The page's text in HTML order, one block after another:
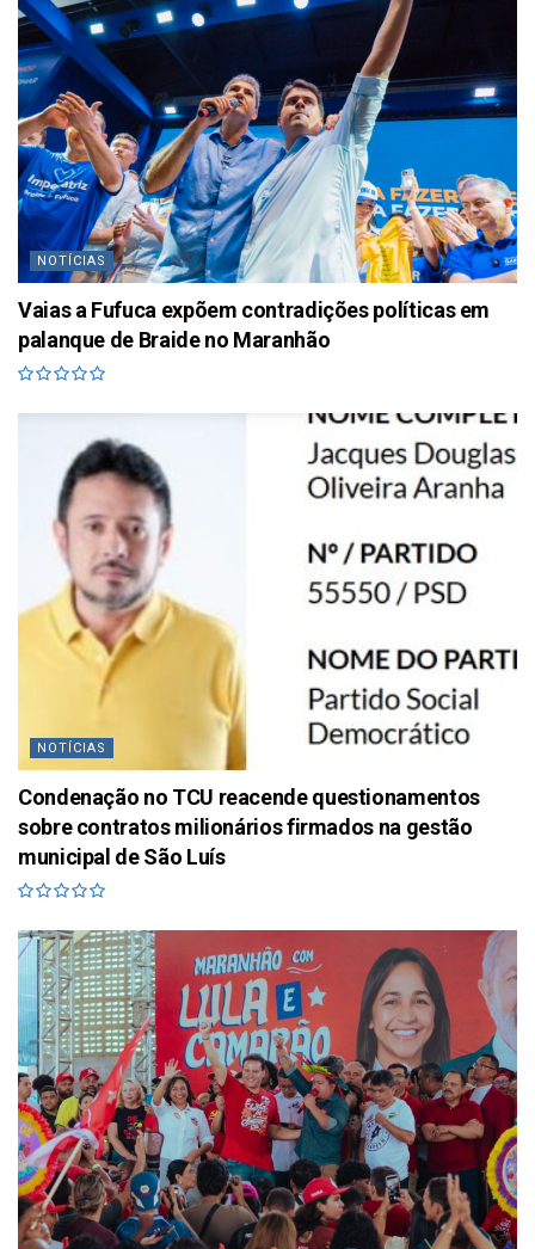
NOTÍCIAS
Vaias a Fufuca expõem contradições políticas em
palanque de Braide no Maranhão
NOTÍCIAS
Condenação no TCU reacende questionamentos
sobre contratos milionários firmados na gestão
municipal de São Luís